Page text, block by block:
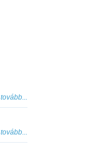
tovább...
tovább...